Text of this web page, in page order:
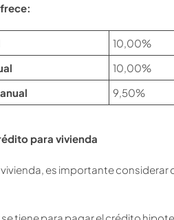
10,00%
10,00%
9,50%
para vivienda
es importante
tiene para pagar el crédito